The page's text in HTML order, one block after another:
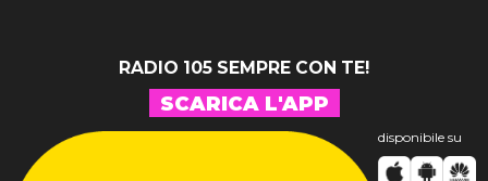
RADIO 105 SEMPRE CON TE!
SCARICA L'APP
disponibile su